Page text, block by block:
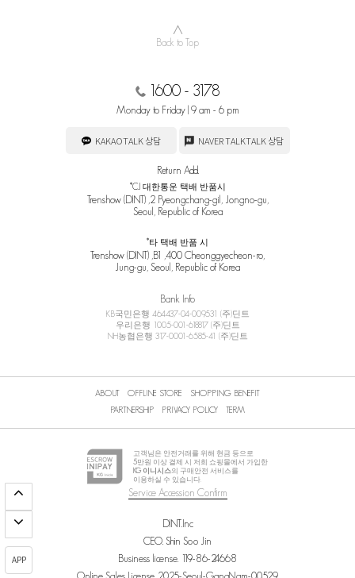
APP
∧
Back to Top
1600 - 3178
Monday to Friday | 9 am - 6 pm
KAKAOTALK 상담 NAVER TALKTALK 상담
Return Add.
*CJ 대한통운 택배 반품시
Trenshow (DINT) ,2 Pyeongchang-gil, Jongno-gu,
Seoul, Republic of Korea
*타 택배 반품 시
Trenshow (DINT) ,B1 ,400 Cheonggyecheon-ro,
Jung-gu, Seoul, Republic of Korea
Bank Info
KB국민은행 464437-04-009531 (주)딘트
우리은행 1005-001-618817 (주)딘트
NH농협은행 317-0001-6585-41 (주)딘트
ABOUT OFFLINE STORE
SHOPPING BENEFIT
PARTNERSHIP
PRIVACY POLICY TERM
고객님은 안전거래를 위해 현금 등으로
5만원 이상 결제 시 저희 쇼핑몰에서 가입한
KG 이니시스의 구매안전 서비스를
이용하실 수 있습니다.
Service Accession Confirm
DINT.Inc
CEO. Shin Soo Jin
Business license. 119-86-24668